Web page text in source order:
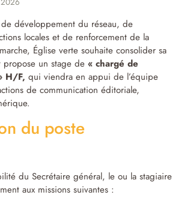
développement du réseau, de
locales et de renforcement de la
Église verte souhaite consolider sa
propose un stage de« chargé de
H/F,qui viendra en appui de l’équipe
de communication éditoriale,
du poste
du Secrétaire général, le ou la stagiaire
aux missions suivantes :